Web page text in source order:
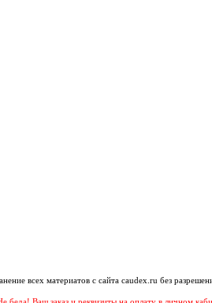
всех материатов с сайта caudex.ru без